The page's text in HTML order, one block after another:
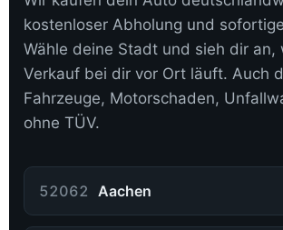
kostenloser Abholung und
Wähle deine Stadt und sieh dir an,
Verkauf bei dir vor Ort läuft. Auch
Fahrzeuge, Motorschaden,
ohne TÜV.
52062 Aachen